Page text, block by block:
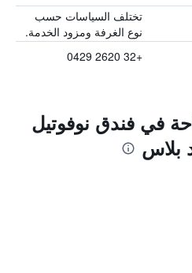
تختلف السياسات حسب
نوع الغرفة ومزود الخدمة.
+32 2620 0429
في فندق نوفوتيل
بلاس